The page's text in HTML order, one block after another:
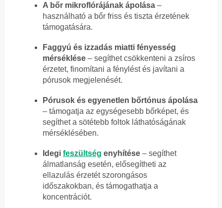
A bőr mikroflórájának ápolása –
használható a bőr friss és tiszta érzetének
támogatására.
Faggyú és izzadás miatti fényesség
mérséklése – segíthet csökkenteni a zsíros
érzetet, finomítani a fénylést és javítani a
pórusok megjelenését.
Pórusok és egyenetlen bőrtónus ápolása
– támogatja az egységesebb bőrképet, és
segíthet a sötétebb foltok láthatóságának
mérséklésében.
Idegi feszültség enyhítése – segíthet
álmatlanság esetén, elősegítheti az
ellazulás érzetét szorongásos
időszakokban, és támogathatja a
koncentrációt.